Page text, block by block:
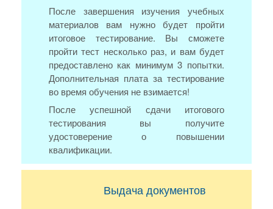
После завершения изучения учебных
материалов вам нужно будет пройти
итоговое тестирование. Вы сможете
пройти тест несколько раз, и вам будет
предоставлено как минимум 3 попытки.
Дополнительная плата за тестирование
во время обучения не взимается!
После успешной сдачи итогового
тестирования вы получите
удостоверение о повышении
квалификации.
Выдача документов